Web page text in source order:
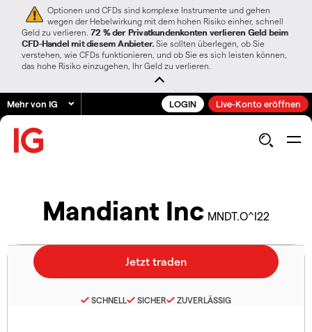
Optionen und CFDs sind komplexe Instrumente und gehen
wegen der Hebelwirkung mit dem hohen Risiko einher, schnell
Geld zu verlieren. 72 % der Privatkundenkonten verlieren Geld beim
CFD-Handel mit diesem Anbieter. Sie sollten überlegen, ob Sie
verstehen, wie CFDs funktionieren, und ob Sie es sich leisten können,
das hohe Risiko einzugehen, Ihr Geld zu verlieren.
Mehr von IG LOGIN Live-Konto eröffnen
Mandiant Inc MNDT.O^I22
SCHNELL SICHER ZUVERLÄSSIG